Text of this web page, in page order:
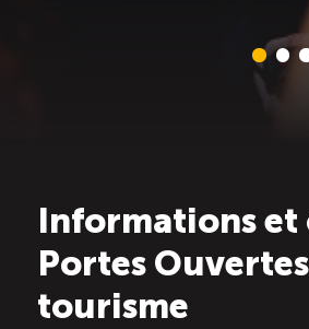
Informations et
Portes
tourisme